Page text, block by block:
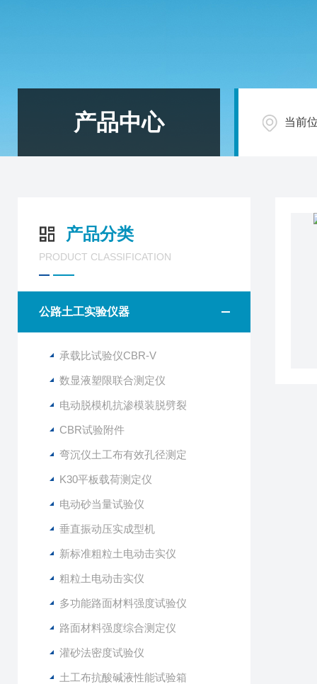
产品中心 当前
产品分类
PRODUCT CLASSIFICATION
公路土工实验仪器
承载比试验仪CBR-V
数显液塑限联合测定仪
电动脱模机抗渗模装脱劈裂
CBR试验附件
弯沉仪土工布有效孔径测定
K30平板载荷测定仪
电动砂当量试验仪
垂直振动压实成型机
新标准粗粒土电动击实仪
粗粒土电动击实仪
多功能路面材料强度试验仪
路面材料强度综合测定仪
灌砂法密度试验仪
土工布抗酸碱液性能试验箱